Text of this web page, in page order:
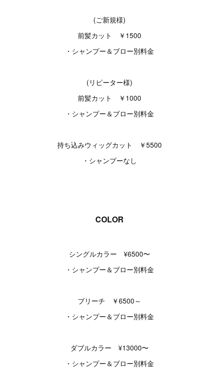
(ご新規様)
前髪カット ￥1500
・シャンプー＆ブロー別料金
(リピーター様)
前髪カット ￥1000
・シャンプー＆ブロー別料金
持ち込みウィッグカット ￥5500
・シャンプーなし
COLOR
シングルカラー ¥6500〜
・シャンプー＆ブロー別料金
ブリーチ ￥6500～
・シャンプー＆ブロー別料金
ダブルカラー ¥13000〜
・シャンプー＆ブロー別料金